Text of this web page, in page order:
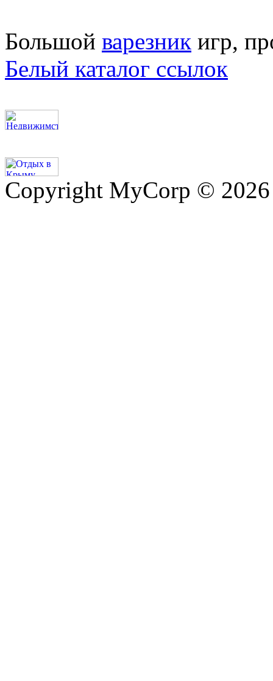
Большой варезник игр,
Белый каталог ссылок
Copyright MyCorp © 2026